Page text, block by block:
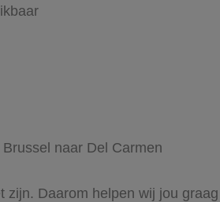
naar Del Carmen
Daarom helpen wij jou